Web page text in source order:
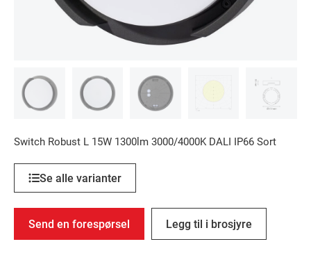
Switch Robust L 15W 1300lm 3000/4000K DALI IP66 Sort
Se alle varianter
Send en forespørsel Legg til i brosjyre